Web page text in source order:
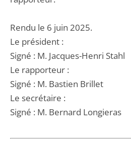
Rendu le 6 juin 2025.
Le président :
Signé : M. Jacques-Henri Stahl
Le rapporteur :
Signé : M. Bastien Brillet
Le secrétaire :
Signé : M. Bernard Longieras